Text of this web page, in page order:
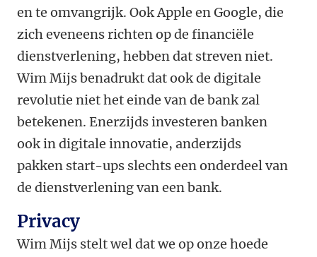
en te omvangrijk. Ook Apple en Google, die
zich eveneens richten op de financiële
dienstverlening, hebben dat streven niet.
Wim Mijs benadrukt dat ook de digitale
revolutie niet het einde van de bank zal
betekenen. Enerzijds investeren banken
ook in digitale innovatie, anderzijds
pakken start-ups slechts een onderdeel van
de dienstverlening van een bank.
Privacy
Wim Mijs stelt wel dat we op onze hoede